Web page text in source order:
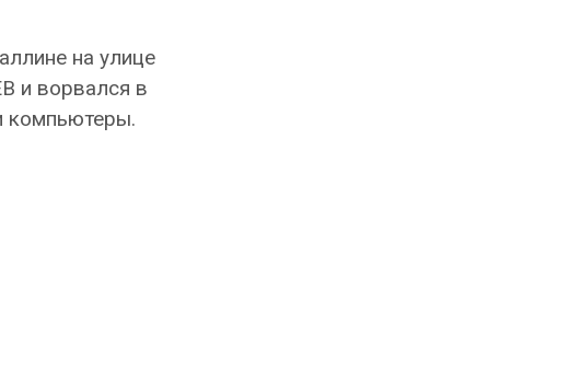
на улице
и ворвался в
компьютеры.